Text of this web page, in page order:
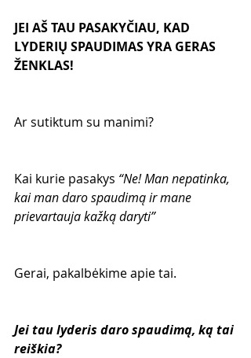
JEI AŠ TAU PASAKYČIAU, KAD
LYDERIŲ SPAUDIMAS YRA GERAS
ŽENKLAS!
Ar sutiktum su manimi?
Kai kurie pasakys “Ne! Man nepatinka,
kai man daro spaudimą ir mane
prievartauja kažką daryti”
Gerai, pakalbėkime apie tai.
Jei tau lyderis daro spaudimą, ką tai
reiškia?